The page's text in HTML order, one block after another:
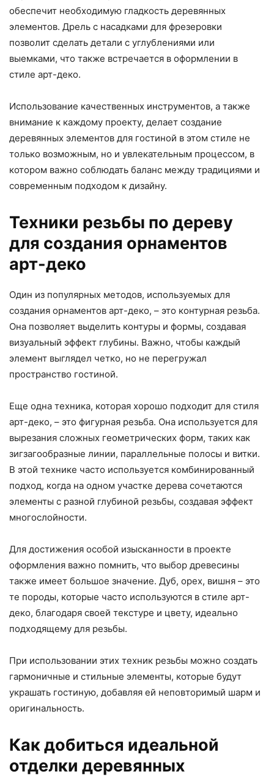
обеспечит необходимую гладкость деревянных
элементов. Дрель с насадками для фрезеровки
позволит сделать детали с углублениями или
выемками, что также встречается в оформлении в
стиле арт-деко.
Использование качественных инструментов, а также
внимание к каждому проекту, делает создание
деревянных элементов для гостиной в этом стиле не
только возможным, но и увлекательным процессом, в
котором важно соблюдать баланс между традициями и
современным подходом к дизайну.
Техники резьбы по дереву
для создания орнаментов
арт-деко
Один из популярных методов, используемых для
создания орнаментов арт-деко, – это контурная резьба.
Она позволяет выделить контуры и формы, создавая
визуальный эффект глубины. Важно, чтобы каждый
элемент выглядел четко, но не перегружал
пространство гостиной.
Еще одна техника, которая хорошо подходит для стиля
арт-деко, – это фигурная резьба. Она используется для
вырезания сложных геометрических форм, таких как
зигзагообразные линии, параллельные полосы и витки.
В этой технике часто используется комбинированный
подход, когда на одном участке дерева сочетаются
элементы с разной глубиной резьбы, создавая эффект
многослойности.
Для достижения особой изысканности в проекте
оформления важно помнить, что выбор древесины
также имеет большое значение. Дуб, орех, вишня – это
те породы, которые часто используются в стиле арт-
деко, благодаря своей текстуре и цвету, идеально
подходящему для резьбы.
При использовании этих техник резьбы можно создать
гармоничные и стильные элементы, которые будут
украшать гостиную, добавляя ей неповторимый шарм и
оригинальность.
Как добиться идеальной
отделки деревянных